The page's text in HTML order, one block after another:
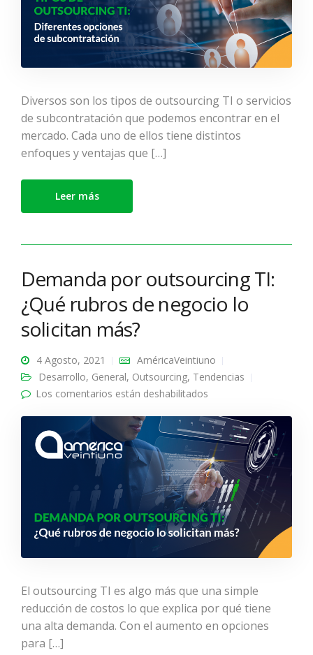
Diversos son los tipos de outsourcing TI o servicios
de subcontratación que podemos encontrar en el
mercado. Cada uno de ellos tiene distintos
enfoques y ventajas que […]
Leer más
Demanda por outsourcing TI:
¿Qué rubros de negocio lo
solicitan más?
4 Agosto, 2021
AméricaVeintiuno
Desarrollo, General, Outsourcing, Tendencias
Los comentarios están deshabilitados
rubros de negocio lo
solicitan más?
El outsourcing TI es algo más que una simple
reducción de costos lo que explica por qué tiene
una alta demanda. Con el aumento en opciones
para […]